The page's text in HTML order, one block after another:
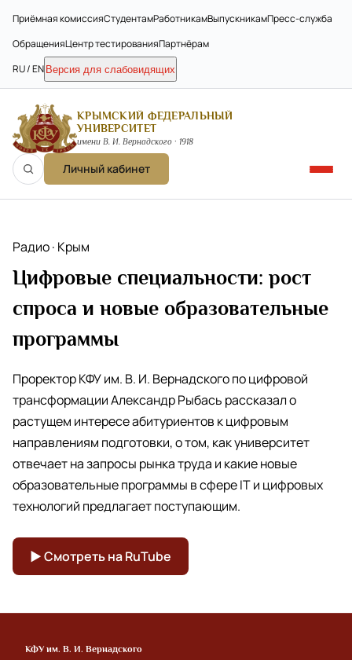
Приёмная комиссияСтудентамРаботникамВыпускникамПресс-служба
ОбращенияЦентр тестированияПартнёрам
RU / EN Версия для слабовидящих
КРЫМСКИЙ ФЕДЕРАЛЬНЫЙ
УНИВЕРСИТЕТ
имени В. И. Вернадского · 1918
Личный кабинет
Радио · Крым
Цифровые специальности: рост
спроса и новые образовательные
программы
Проректор КФУ им. В. И. Вернадского по цифровой
трансформации Александр Рыбась рассказал о
растущем интересе абитуриентов к цифровым
направлениям подготовки, о том, как университет
отвечает на запросы рынка труда и какие новые
образовательные программы в сфере IT и цифровых
технологий предлагает поступающим.
▶ Смотреть на RuTube
КФУ им. В. И. Вернадского